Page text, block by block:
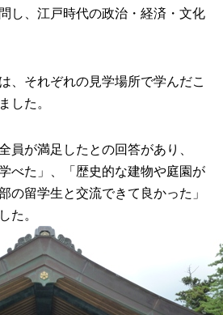
し、江戸時代の政治・経済・文化
、それぞれの見学場所で学んだこ
した。
員が満足したとの回答があり、
べた」、「歴史的な建物や庭園が
の留学生と交流できて良かった」
た。